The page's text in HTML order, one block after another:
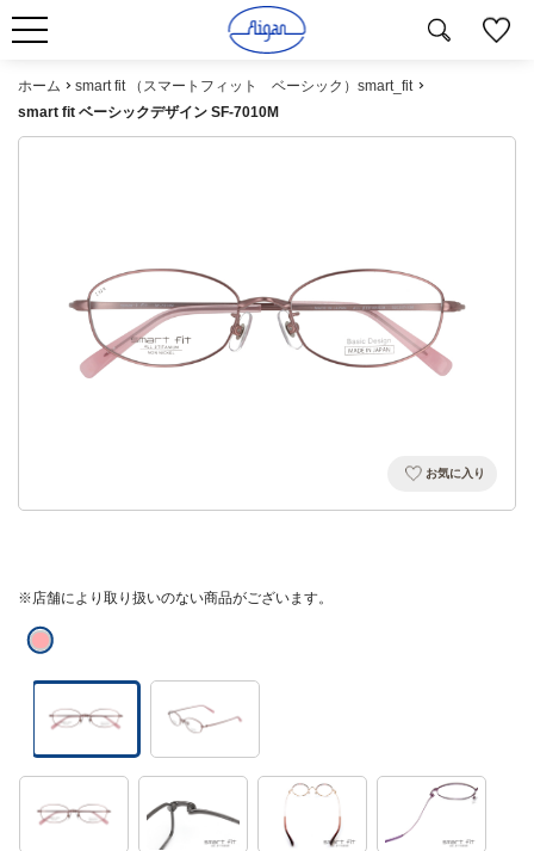
ホーム
smart fit （スマートフィット ベーシック）smart_fit
smart fit ベーシックデザイン SF-7010M
お気に入り
※店舗により取り扱いのない商品がございます。